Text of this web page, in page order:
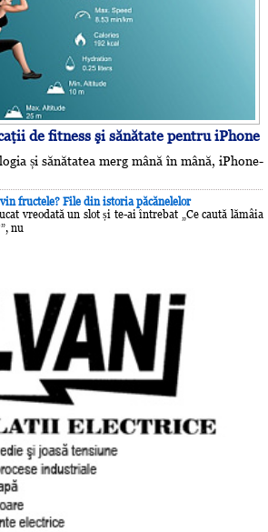
de fitness şi sănătate pentru iPhone
și sănătatea merg mână în mână, iPhone-
fructele? File din istoria păcănelelor
vreodată un slot și te-ai întrebat „Ce caută lămâia
nu